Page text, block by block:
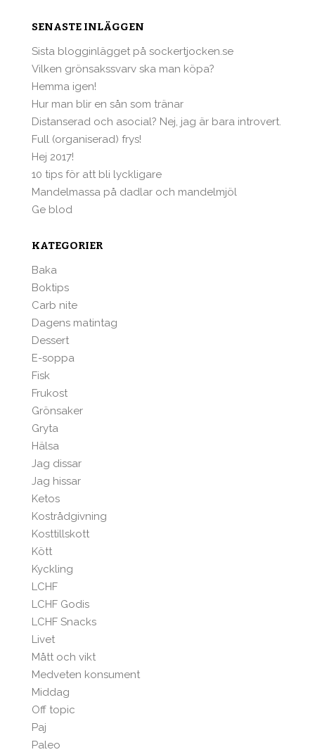
SENASTE INLÄGGEN
Sista blogginlägget på sockertjocken.se
Vilken grönsakssvarv ska man köpa?
Hemma igen!
Hur man blir en sån som tränar
Distanserad och asocial? Nej, jag är bara introvert.
Full (organiserad) frys!
Hej 2017!
10 tips för att bli lyckligare
Mandelmassa på dadlar och mandelmjöl
Ge blod
KATEGORIER
Baka
Boktips
Carb nite
Dagens matintag
Dessert
E-soppa
Fisk
Frukost
Grönsaker
Gryta
Hälsa
Jag dissar
Jag hissar
Ketos
Kostrådgivning
Kosttillskott
Kött
Kyckling
LCHF
LCHF Godis
LCHF Snacks
Livet
Mått och vikt
Medveten konsument
Middag
Off topic
Paj
Paleo